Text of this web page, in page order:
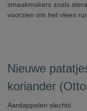
smaakmakers zoals
voorzien om het vlees
Nieuwe
koriander
Aardappelen slechts